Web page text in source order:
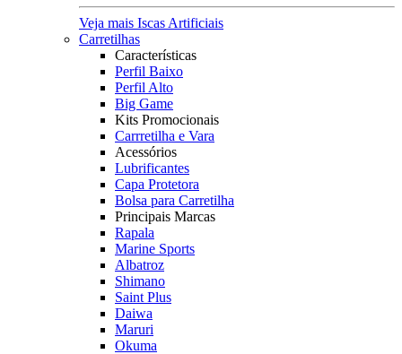
Veja mais Iscas Artificiais
Carretilhas
Características
Perfil Baixo
Perfil Alto
Big Game
Kits Promocionais
Carrretilha e Vara
Acessórios
Lubrificantes
Capa Protetora
Bolsa para Carretilha
Principais Marcas
Rapala
Marine Sports
Albatroz
Shimano
Saint Plus
Daiwa
Maruri
Okuma